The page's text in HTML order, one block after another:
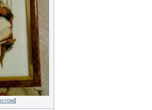
]